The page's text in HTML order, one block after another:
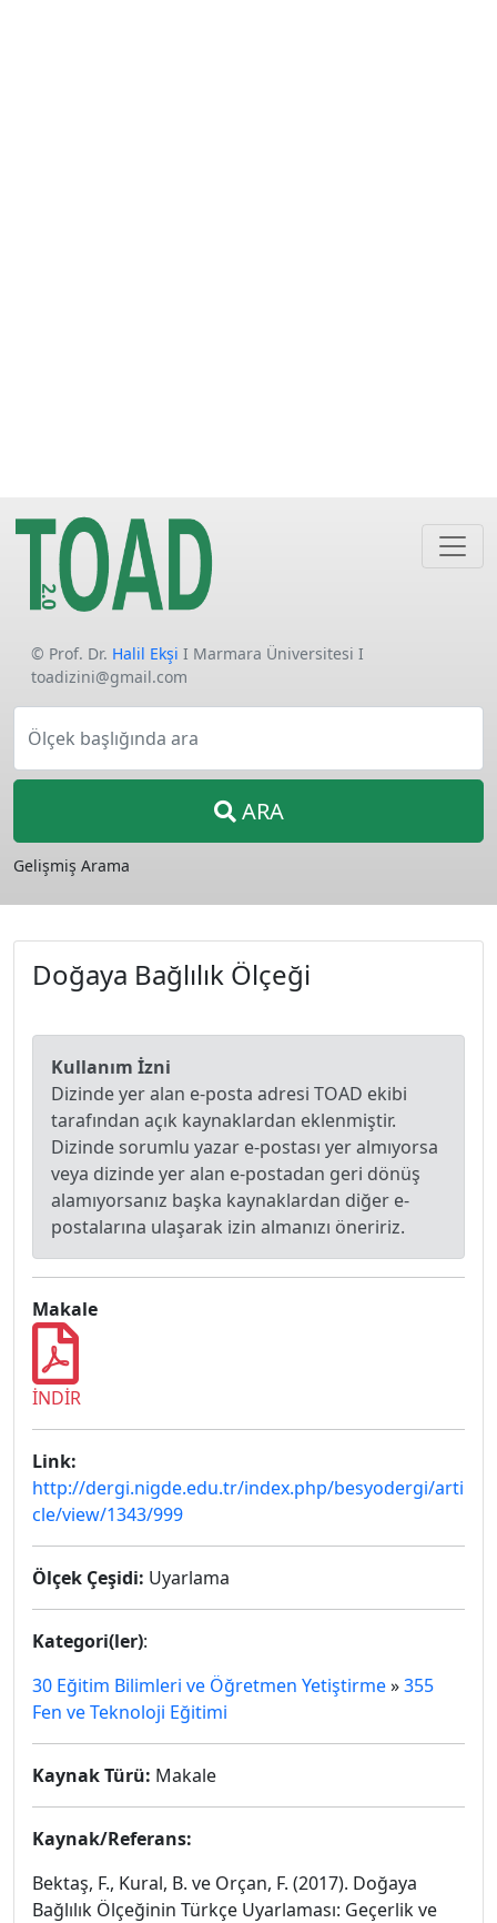
© Prof. Dr. Halil Ekşi I Marmara Üniversitesi I
toadizini@gmail.com
Ölçek başlığında ara
ARA
Gelişmiş Arama
Doğaya Bağlılık Ölçeği
Kullanım İzni
Dizinde yer alan e-posta adresi TOAD ekibi
tarafından açık kaynaklardan eklenmiştir.
Dizinde sorumlu yazar e-postası yer almıyorsa
veya dizinde yer alan e-postadan geri dönüş
alamıyorsanız başka kaynaklardan diğer e-
postalarına ulaşarak izin almanızı öneririz.
Makale
İNDİR
Link:
http://dergi.nigde.edu.tr/index.php/besyodergi/arti
cle/view/1343/999
Ölçek Çeşidi: Uyarlama
Kategori(ler):
30 Eğitim Bilimleri ve Öğretmen Yetiştirme»355
Fen ve Teknoloji Eğitimi
Kaynak Türü: Makale
Kaynak/Referans:
Bektaş, F., Kural, B. ve Orçan, F. (2017). Doğaya
Bağlılık Ölçeğinin Türkçe Uyarlaması: Geçerlik ve